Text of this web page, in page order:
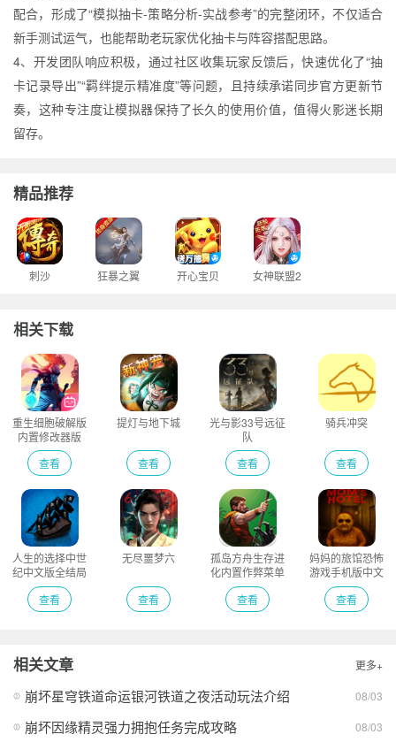
配合，形成了“模拟抽卡-策略分析-实战参考”的完整闭环，不仅适合
新手测试运气，也能帮助老玩家优化抽卡与阵容搭配思路。
4、开发团队响应积极，通过社区收集玩家反馈后，快速优化了“抽
卡记录导出”“羁绊提示精准度”等问题，且持续承诺同步官方更新节
奏，这种专注度让模拟器保持了长久的使用价值，值得火影迷长期
留存。
精品推荐
刺沙 狂暴之翼 开心宝贝 女神联盟2
相关下载
重生细胞破解版
内置修改器版
查看
提灯与地下城
查看
光与影33号远征
队
查看
骑兵冲突
查看
人生的选择中世
纪中文版全结局
版
查看
无尽噩梦六
查看
孤岛方舟生存进
化内置作弊菜单
MOD
查看
妈妈的旅馆恐怖
游戏手机版中文
版
查看
相关文章 更多+
崩坏星穹铁道命运银河铁道之夜活动玩法介绍 08/03
崩坏因缘精灵强力拥抱任务完成攻略 08/03